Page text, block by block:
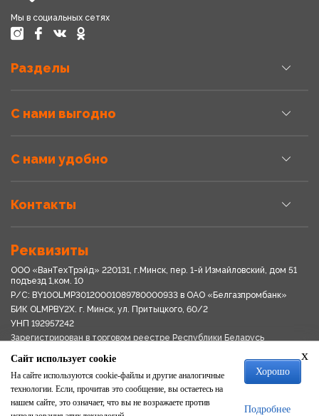
Мы в социальных сетях
Разделы
С нами выгодно
С нами удобно
Контакты
Реквизиты
ООО «ВанТехТрэйд» 220131, г.Минск, пер. 1-й Измайловский, дом 51
подъезд 1,ком. 10
Р/С: BY10OLMP30120001089780000933 в OАО «Белгазпромбанк»
БИК OLMPBY2X. г. Минск, ул. Притыцкого, 60/2
УНП 192957242
Зарегистрирован в торговом реестре Республики Беларусь
Свидетельство о регистрации № 192957242выдано 18.08.2017
Мингориспоплком
Политика обработки персональных данных
Положение о системе видеонаблюдения
Политика в отношении обработки файлов cookie
x
Сайт использует cookie
На сайте используются cookie-файлы и другие аналогичные
технологии. Если, прочитав это сообщение, вы остаетесь на
нашем сайте, это означает, что вы не возражаете против
Хорошо
Подробнее